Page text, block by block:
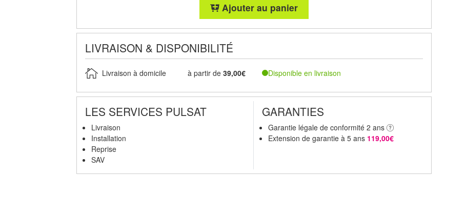
Ajouter au panier
LIVRAISON & DISPONIBILITÉ
Livraison à domicile à partir de39,00€ Disponible en livraison
LES SERVICES PULSAT
Livraison
Installation
Reprise
SAV
GARANTIES
Garantie légale de conformité 2 ans
Extension de garantie à 5 ans 119,00€